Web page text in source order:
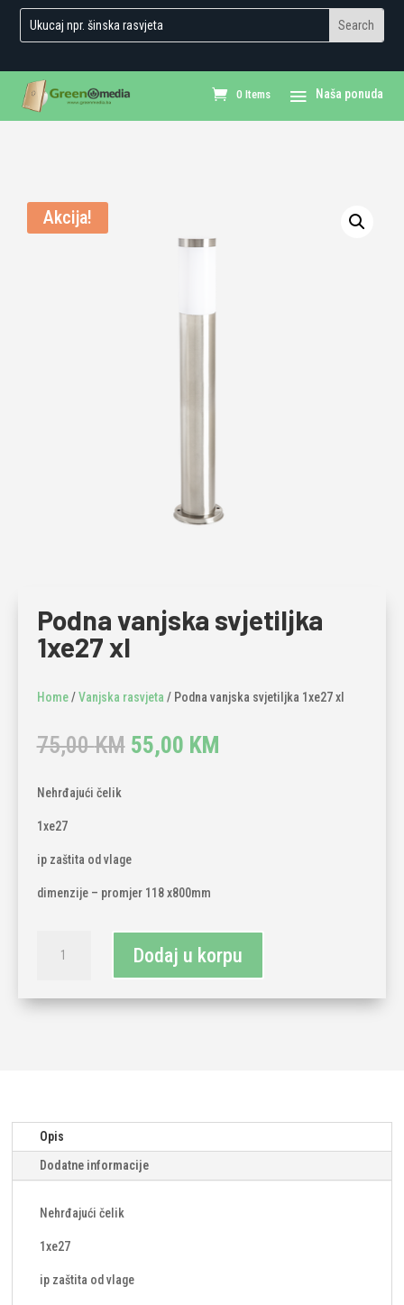
0 Items
Akcija!
Podna vanjska svjetiljka
1xe27 xl
Home/Vanjska rasvjeta / Podna vanjska svjetiljka 1xe27 xl
75,00KM Original
price
55,00 KM
Nehrđajući čelik
1xe27
ip zaštita od vlage
dimenzije – promjer 118 x800mm
vanjska
1xe27
Dodaj u korpu
Opis
Dodatne informacije
Nehrđajući čelik
1xe27
ip zaštita od vlage